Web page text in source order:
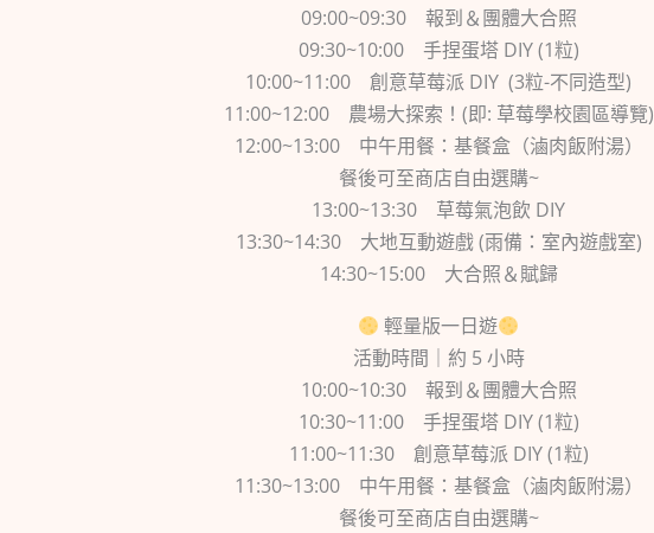
09:00~09:30 報到＆團體大合照
09:30~10:00 手捏蛋塔 DIY (1粒)
10:00~11:00 創意草莓派 DIY (3粒-不同造型)
11:00~12:00 農場大探索！(即: 草莓學校園區導覽)
12:00~13:00 中午用餐：基餐盒（滷肉飯附湯）
餐後可至商店自由選購~
13:00~13:30 草莓氣泡飲 DIY
13:30~14:30 大地互動遊戲 (雨備：室內遊戲室)
14:30~15:00 大合照＆賦歸
輕量版一日遊
活動時間｜約 5 小時
10:00~10:30 報到＆團體大合照
10:30~11:00 手捏蛋塔 DIY (1粒)
11:00~11:30 創意草莓派 DIY (1粒)
11:30~13:00 中午用餐：基餐盒（滷肉飯附湯）
餐後可至商店自由選購~